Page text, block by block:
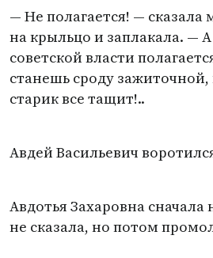
— Не полагается! — сказала
на крыльцо и заплакала. —
советской власти
станешь сроду зажиточной,
старик все тащит!..
Авдей Васильевич
Авдотья Захаровна сначала
не сказала, но потом